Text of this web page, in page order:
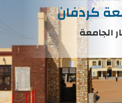
كردفان
الجامعة